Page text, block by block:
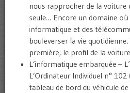
nous rapprocher de la voiture
seule… Encore un domaine où
informatique et des
bouleverser la vie
première, le profil de la
L’informatique embarquée –
L’Ordinateur Individuel n°
tableau de bord du véhicule